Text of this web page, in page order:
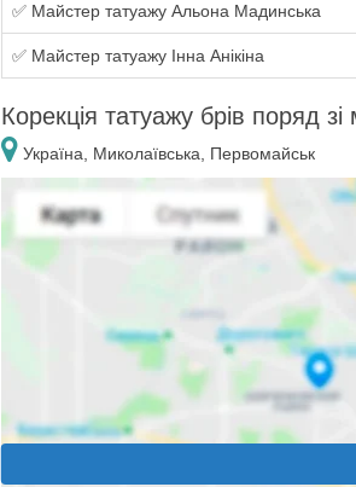
✅ Майстер татуажу Альона Мадинська
✅ Майстер татуажу Інна Анікіна
Корекція татуажу брів поряд
Україна, Миколаївська, Первомайськ